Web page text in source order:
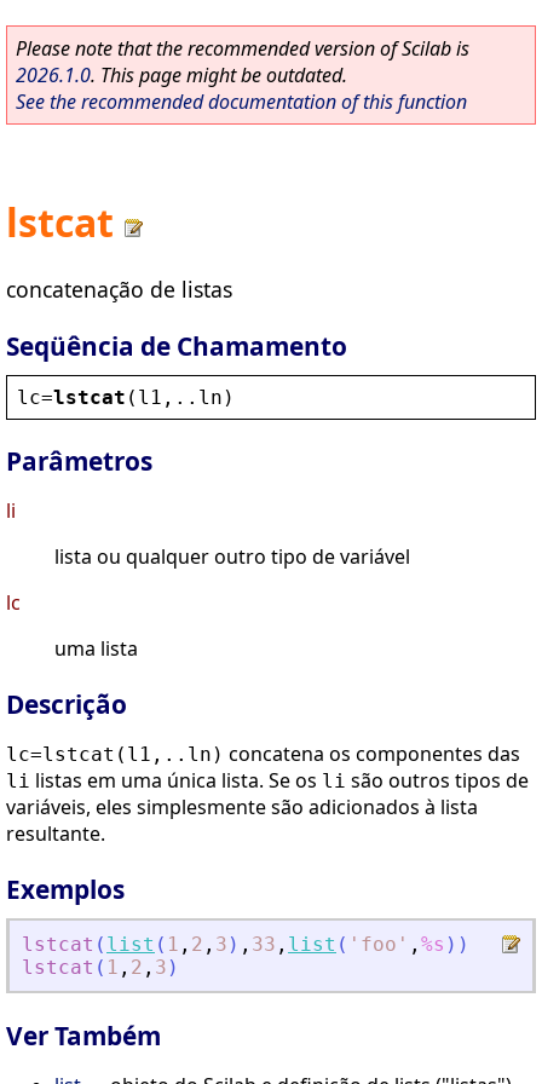
Please note that the recommended version of Scilab is
2026.1.0. This page might be outdated.
See the recommended documentation of this function
lstcat
concatenação de listas
Seqüência de Chamamento
lc=lstcat ( l1 ,.. ln )
Parâmetros
li
lista ou qualquer outro tipo de variável
lc
uma lista
Descrição
lc=lstcat(l1,..ln) concatena os componentes das
li listas em uma única lista. Se os li são outros tipos de
variáveis, eles simplesmente são adicionados à lista
resultante.
Exemplos
lstcat ( list ( 1 , 2 , 3 ) , 33 , list ( ' foo ' , %s ) )
lstcat ( 1 , 2 , 3 )
Ver Também